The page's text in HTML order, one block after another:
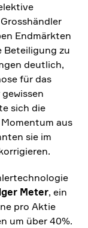
Endmärkten
Betei­li­gung zu
deutlich,
für das
sich die
aus
sie im
Meter, ein
pro Aktie
um über 40%.